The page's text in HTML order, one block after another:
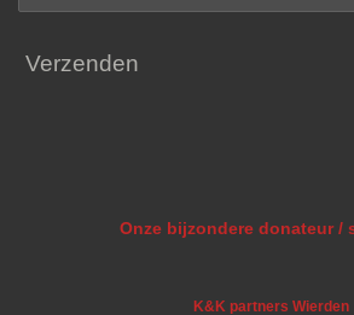
Verzenden
Onze bijzondere donateur /
K&K partners Wierden